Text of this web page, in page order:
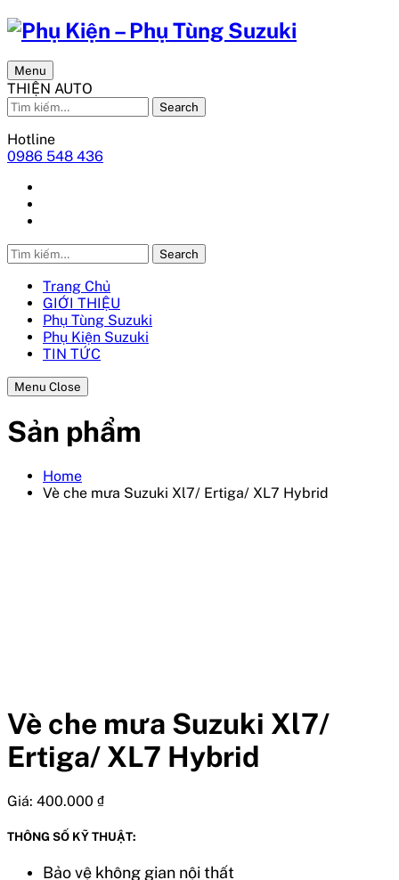
Menu
THIỆN AUTO
Search
Hotline
0986 548 436
Search
Trang Chủ
GIỚI THIỆU
Phụ Tùng Suzuki
Phụ Kiện Suzuki
TIN TỨC
Menu Close
Sản phẩm
Home
Vè che mưa Suzuki Xl7/ Ertiga/ XL7 Hybrid
Vè che mưa Suzuki Xl7/
Ertiga/ XL7 Hybrid
Giá: 400.000 ₫
THÔNG SỐ KỸ THUẬT:
Bảo vệ không gian nội thất